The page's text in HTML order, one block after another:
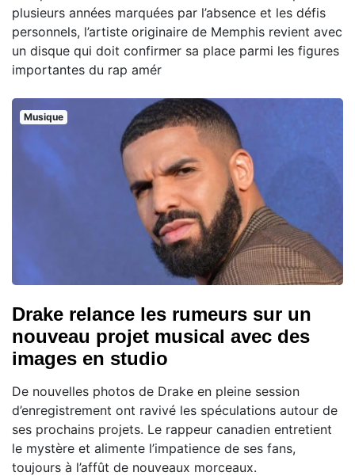
plusieurs années marquées par l’absence et les défis
personnels, l’artiste originaire de Memphis revient avec
un disque qui doit confirmer sa place parmi les figures
importantes du rap amér
Musique
Drake relance les rumeurs sur un
nouveau projet musical avec des
images en studio
De nouvelles photos de Drake en pleine session
d’enregistrement ont ravivé les spéculations autour de
ses prochains projets. Le rappeur canadien entretient
le mystère et alimente l’impatience de ses fans,
toujours à l’affût de nouveaux morceaux.